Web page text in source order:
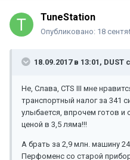
TuneStation
Опубликовано: 18
18.09.2017 в 13:01, DUST
Не, Слава, СТS III мне
транспортный налог за 341
улыбается, впрочем готов и
ценой в 3,5 ляма!!!
А брать за 2,9 млн. машину
Перфоменс со старой